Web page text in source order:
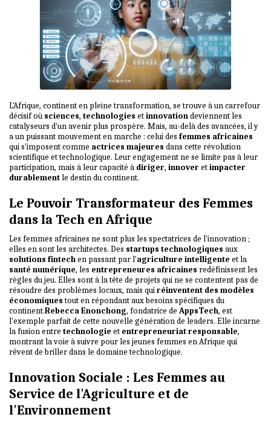
L'Afrique, continent en pleine transformation, se trouve à un carrefour
décisif où sciences, technologies etinnovationdeviennent les
catalyseurs d'un avenir plus prospère. Mais, au-delà des avancées, il y
a un puissant mouvement en marche : celui des femmes africaines
qui s'imposent comme actrices majeures dans cette révolution
scientifique et technologique. Leur engagement ne se limite pas à leur
participation, mais à leur capacité à diriger, innover etimpacter
durablementle destin du continent.
Le Pouvoir Transformateur des Femmes
dans la Tech en Afrique
Les femmes africaines ne sont plus les spectatrices de l'innovation ;
elles en sont les architectes. Des startups technologiques aux
solutions fintechen passant par l'agriculture intelligente et la
santé numérique, les entrepreneures africaines redéfinissent les
règles du jeu. Elles sont à la tête de projets qui ne se contentent pas de
résoudre des problèmes locaux, mais quiréinventent des modèles
économiquestout en répondant aux besoins spécifiques du
continent.Rebecca Enonchong, fondatrice de AppsTech, est
l'exemple parfait de cette nouvelle génération de leaders. Elle incarne
la fusion entre technologie et entrepreneuriat responsable,
montrant la voie à suivre pour les jeunes femmes en Afrique qui
rêvent de briller dans le domaine technologique.
Innovation Sociale : Les Femmes au
Service de l'Agriculture et de
l'Environnement